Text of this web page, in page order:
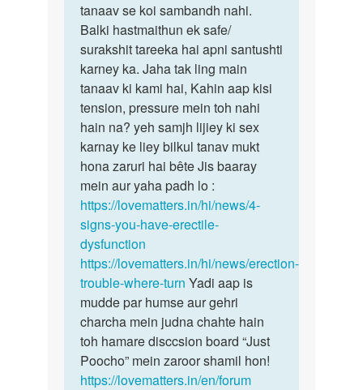
aunty
me
ne
hand
job
bahut
by
ashshi
hastmaithun
ka
ling
ke
tanaav se koi sambandh nahi.
Balki hastmaithun ek safe/
surakshit tareeka hai apni santushti
karney ka. Jaha tak ling main
tanaav ki kami hai, Kahin aap kisi
tension, pressure mein toh nahi
hain na? yeh samjh lijiey ki sex
karnay ke liey bilkul tanav mukt
hona zaruri hai bête Jis baaray
mein aur yaha padh lo :
https://lovematters.in/hi/news/4-
signs-you-have-erectile-
dysfunction
https://lovematters.in/hi/news/erection-
trouble-where-turn Yadi aap is
mudde par humse aur gehri
charcha mein judna chahte hain
toh hamare disccsion board “Just
Poocho” mein zaroor shamil hon!
https://lovematters.in/en/forum